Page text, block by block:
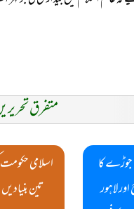
متفرق
جوڑے کا
لاہور
اسلامی
تین بنیادیں